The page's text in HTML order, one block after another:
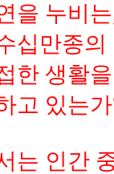
을 누비
십만종의
한 생활
고 있는
는 인간